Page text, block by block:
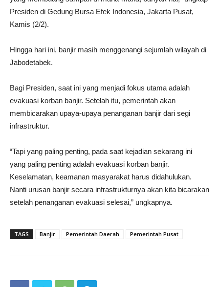
Presiden di Gedung Bursa Efek Indonesia, Jakarta Pusat,
Kamis (2/2).
Hingga hari ini, banjir masih menggenangi sejumlah wilayah di
Jabodetabek.
Bagi Presiden, saat ini yang menjadi fokus utama adalah
evakuasi korban banjir. Setelah itu, pemerintah akan
membicarakan upaya-upaya penanganan banjir dari segi
infrastruktur.
“Tapi yang paling penting, pada saat kejadian sekarang ini
yang paling penting adalah evakuasi korban banjir.
Keselamatan, keamanan masyarakat harus didahulukan.
Nanti urusan banjir secara infrastrukturnya akan kita bicarakan
setelah penanganan evakuasi selesai,” ungkapnya.
TAGS Banjir Pemerintah Daerah Pemerintah Pusat